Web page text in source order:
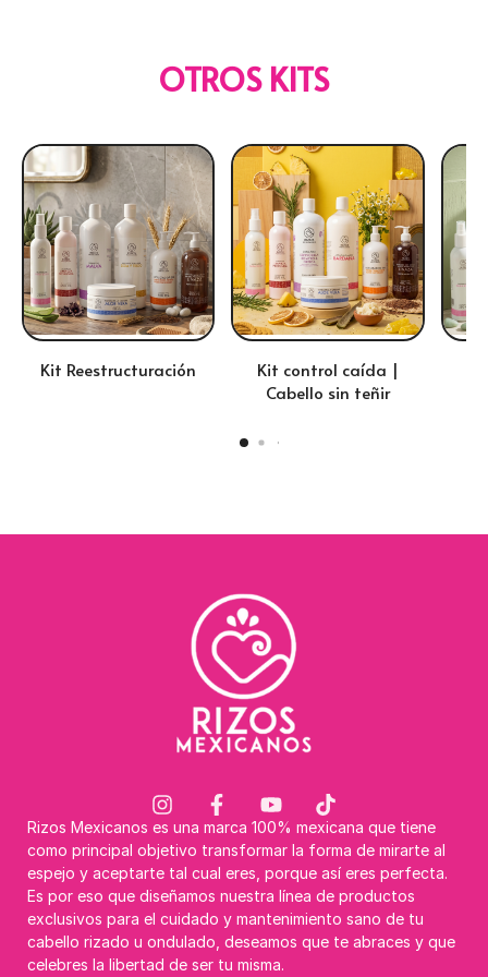
OTROS KITS
Kit Reestructuración
Kit control caída |
Cabello sin teñir
Rizos Mexicanos es una marca 100% mexicana que tiene
como principal objetivo transformar la forma de mirarte al
espejo y aceptarte tal cual eres, porque así eres perfecta.
Es por eso que diseñamos nuestra línea de productos
exclusivos para el cuidado y mantenimiento sano de tu
cabello rizado u ondulado, deseamos que te abraces y que
celebres la libertad de ser tu misma.